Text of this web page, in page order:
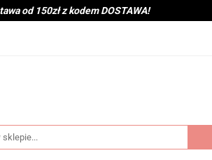
od 150zł z kodem DOSTAWA!
BabyShower Zabawki
Na zewnątrz Montessori